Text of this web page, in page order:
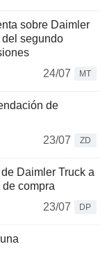
sobre Daimler
segundo
24/07
MT
de
23/07
ZD
Daimler Truck a
compra
23/07
DP